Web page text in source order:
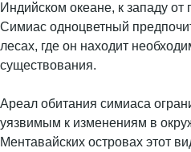
Индийском океане, к западу от
Симиас одноцветный
лесах, где он находит
существования.
Ареал обитания симиаса
уязвимым к изменениям в
Ментавайских островах этот